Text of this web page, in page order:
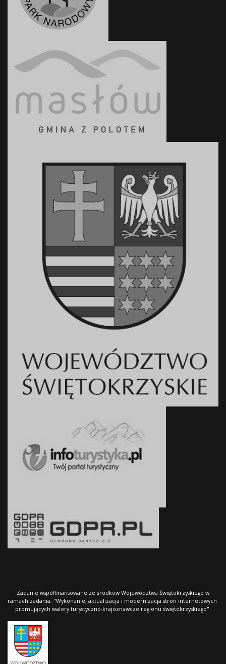
Zadanie współfinansowane ze środków Województwa Świętokrzyskiego w
ramach zadania: "Wykonanie, aktualizacja i modernizacja stron internetowych
promujących walory turystyczno-krajoznawcze regionu świętokrzyskiego".